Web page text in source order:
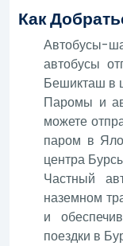
Как
Автобусы-
автобусы
Бешикташ в
Паромы и
можете
паром в
центра
Частный
наземном
и
поездки в